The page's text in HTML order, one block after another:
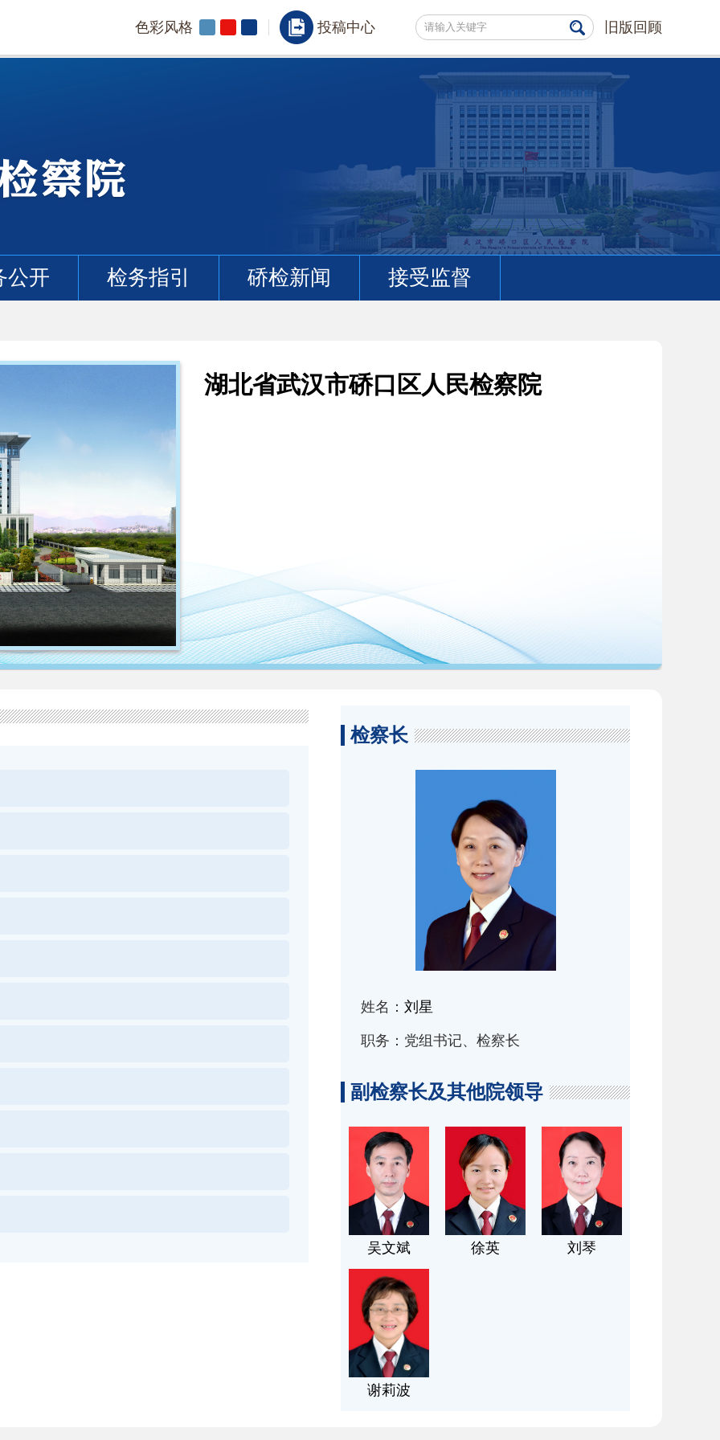
色彩风格 投稿中心 旧版回顾
公开 检务指引 硚检新闻 接受监督
湖北省武汉市硚口区人民检察院
检察长
姓名： 刘星
职务： 党组书记、检察长
副检察长及其他院领导
吴文斌 徐英 刘琴
谢莉波